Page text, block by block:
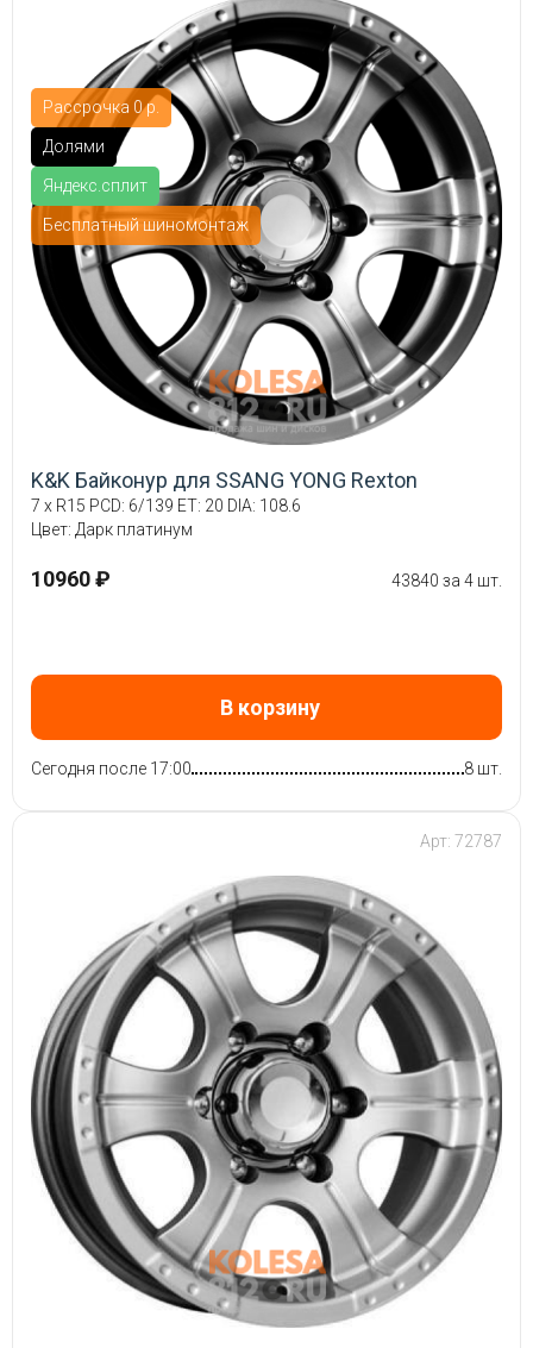
Рассрочка 0 р.
Долями
Яндекс.сплит
Бесплатный шиномонтаж
K&K Байконур для SSANG YONG Rexton
7 x R15 PCD: 6/139 ET: 20 DIA: 108.6
Цвет: Дарк платинум
10960 ₽ 43840 за 4 шт.
В корзину
Сегодня после 17:00 8 шт.
Арт: 72787